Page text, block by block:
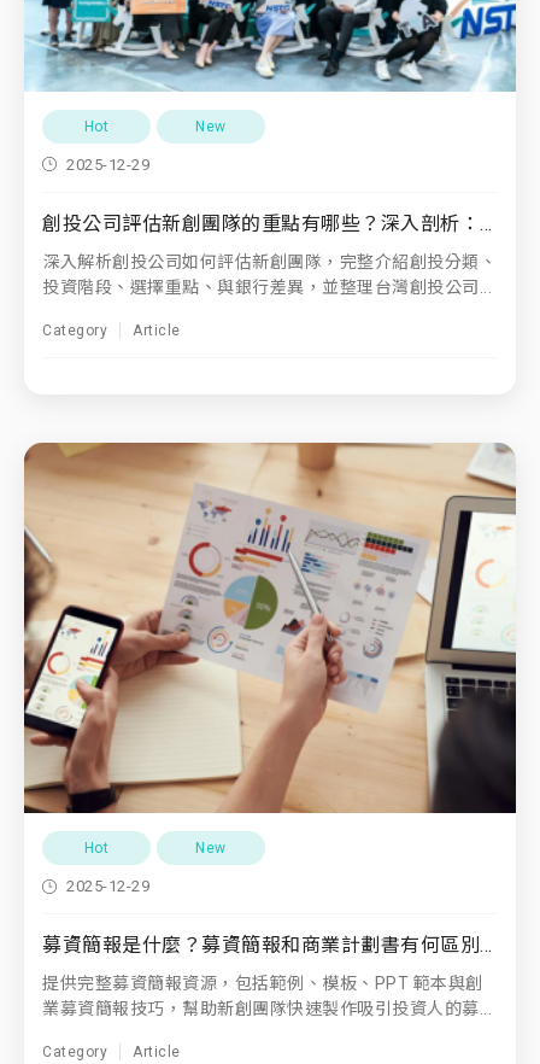
Hot New
2025-12-29
創投公司評估新創團隊的重點有哪些？深入剖析：創投公司從入門到實戰，一網打盡創投公司分類、選擇、投資階段，並探討創投公司跟銀行差在哪，以及台灣創投公司推薦！
深入解析創投公司如何評估新創團隊，完整介紹創投分類、
投資階段、選擇重點、與銀行差異，並整理台灣創投公司...
Category Article
Hot New
2025-12-29
募資簡報是什麼？募資簡報和商業計劃書有何區別？
提供完整募資簡報資源，包括範例、模板、PPT 範本與創
業募資簡報技巧，幫助新創團隊快速製作吸引投資人的募...
Category Article